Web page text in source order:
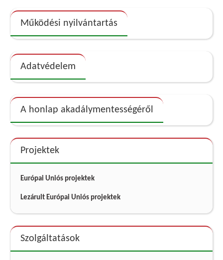
Működési nyilvántartás
Adatvédelem
A honlap akadálymentességéről
Projektek
Európai Uniós projektek
Lezárult Európai Uniós projektek
Szolgáltatások